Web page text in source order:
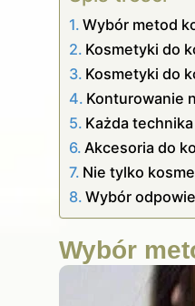
Wybór metod
Kosmetyki do
Kosmetyki do
Konturowanie
Każda
Akcesoria do
Nie tylko
Wybór
Wybór